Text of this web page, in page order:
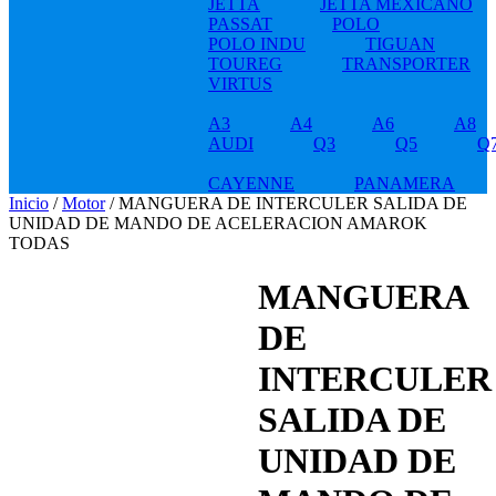
JETTA
JETTA MEXICANO
PASSAT
POLO
POLO INDU
TIGUAN
TOUREG
TRANSPORTER
VIRTUS
A3 A4 A6
A8
AUDI
Q3 Q5
CAYENNE
PANAMERA
Inicio /Motor/ MANGUERA DE INTERCULER SALIDA DE
UNIDAD DE MANDO DE ACELERACION AMAROK
TODAS
MANGUERA
DE
INTERCULER
SALIDA DE
UNIDAD DE